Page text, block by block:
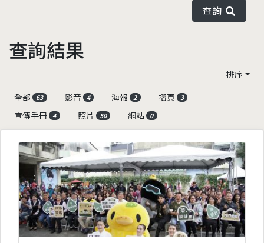
查詢
查詢結果
排序
全部
63 影音 4 海報 2 摺頁 3
宣傳手冊 4 照片 50 網站 0